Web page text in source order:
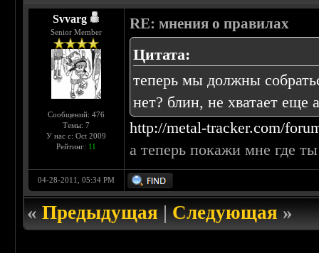
Svvarg
Senior Member
Сообщений: 476
Темы: 7
У нас с: Oct 2009
Рейтинг: 11
RE: мнения о правилах
Цитата:
теперь мы должны
нет? блин, не хватает еще
http://metal-tracker.com/
а теперь покажи мне где
04-28-2011, 05:34 PM
«Предыдущая|Следующая»